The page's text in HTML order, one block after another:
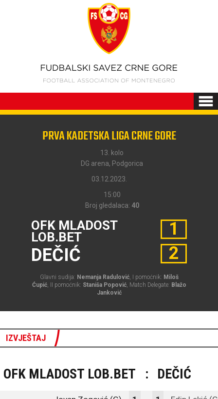
PRVA KADETSKA LIGA CRNE GORE
13. kolo
DG arena, Podgorica
03.12.2023.
15:00
Broj gledalaca: 40
OFK MLADOST
LOB.BET
DEČIĆ
1
2
Glavni sudija: Nemanja Radulović, I pomoćnik: Miloš
Ćupić, II pomoćnik: Staniša Popović, Match Delegate: Blažo
Janković
IZVJEŠTAJ
OFK MLADOST LOB.BET : DEČIĆ